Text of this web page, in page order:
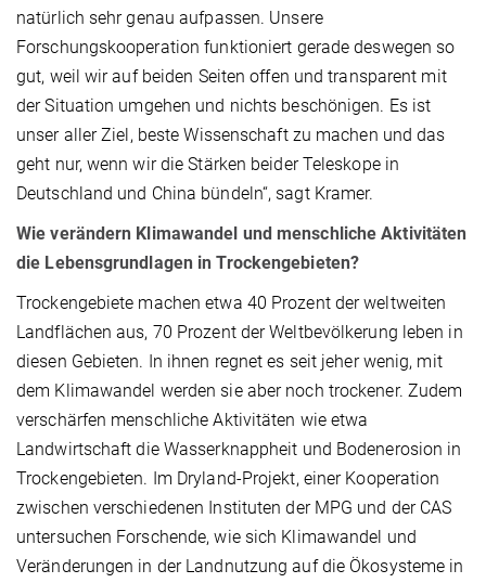
natürlich sehr genau aufpassen. Unsere
Forschungskooperation funktioniert gerade deswegen so
gut, weil wir auf beiden Seiten offen und transparent mit
der Situation umgehen und nichts beschönigen. Es ist
unser aller Ziel, beste Wissenschaft zu machen und das
geht nur, wenn wir die Stärken beider Teleskope in
Deutschland und China bündeln“, sagt Kramer.
Wie verändern Klimawandel und menschliche Aktivitäten
die Lebensgrundlagen in Trockengebieten?
Trockengebiete machen etwa 40 Prozent der weltweiten
Landflächen aus, 70 Prozent der Weltbevölkerung leben in
diesen Gebieten. In ihnen regnet es seit jeher wenig, mit
dem Klimawandel werden sie aber noch trockener. Zudem
verschärfen menschliche Aktivitäten wie etwa
Landwirtschaft die Wasserknappheit und Bodenerosion in
Trockengebieten. Im Dryland-Projekt, einer Kooperation
zwischen verschiedenen Instituten der MPG und der CAS
untersuchen Forschende, wie sich Klimawandel und
Veränderungen in der Landnutzung auf die Ökosysteme in